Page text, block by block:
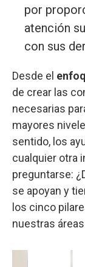
por
atención
con sus
Desde el
de crear las
necesarias
mayores
sentido, los
cualquier otra
preguntarse:
se apoyan y
los cinco
nuestras